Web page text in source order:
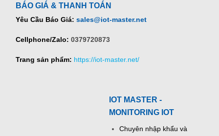
BÁO GIÁ & THANH TOÁN
Yêu Cầu Báo Giá: sales@iot-master.net
Cellphone/Zalo: 0379720873
Trang sản phẩm: https://iot-master.net/
IOT MASTER -
MONITORING IOT
Chuyên nhập khẩu và